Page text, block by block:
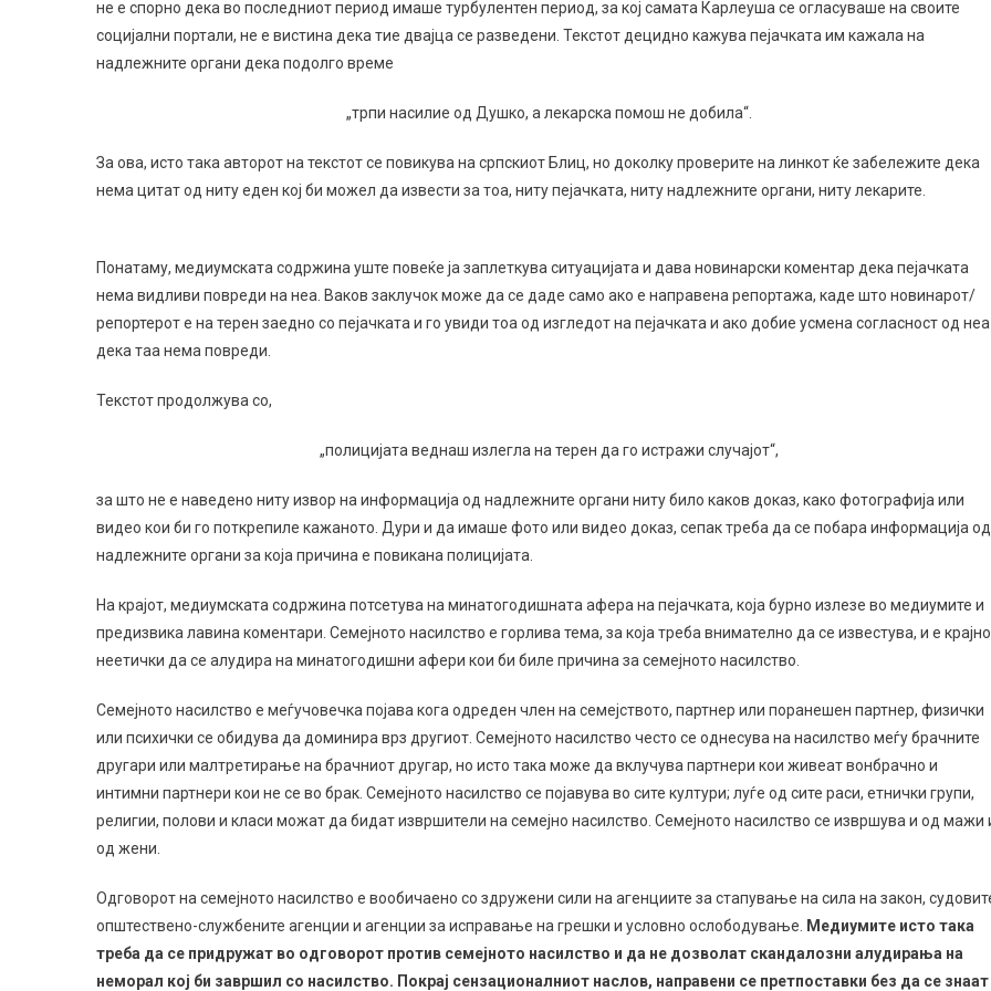
не е спорно дека во последниот период имаше турбулентен период, за кој самата Карлеуша се огласуваше на своите
социјални портали, не е вистина дека тие двајца се разведени. Текстот децидно кажува пејачката им кажала на
надлежните органи дека подолго време
„трпи насилие од Душко, а лекарска помош не добила“.
За ова, исто така авторот на текстот се повикува на српскиот Блиц, но доколку проверите на линкот ќе забележите дека
нема цитат од ниту еден кој би можел да извести за тоа, ниту пејачката, ниту надлежните органи, ниту лекарите.
Понатаму, медиумската содржина уште повеќе ја заплеткува ситуацијата и дава новинарски коментар дека пејачката
нема видливи повреди на неа. Ваков заклучок може да се даде само ако е направена репортажа, каде што новинарот/
репортерот е на терен заедно со пејачката и го увиди тоа од изгледот на пејачката и ако добие усмена согласност од неа
дека таа нема повреди.
Текстот продолжува со,
„полицијата веднаш излегла на терен да го истражи случајот“,
за што не е наведено ниту извор на информација од надлежните органи ниту било каков доказ, како фотографија или
видео кои би го поткрепиле кажаното. Дури и да имаше фото или видео доказ, сепак треба да се побара информација од
надлежните органи за која причина е повикана полицијата.
На крајот, медиумската содржина потсетува на минатогодишната афера на пејачката, која бурно излезе во медиумите и
предизвика лавина коментари. Семејното насилство е горлива тема, за која треба внимателно да се известува, и е крајно
неетички да се алудира на минатогодишни афери кои би биле причина за семејното насилство.
Семејното насилство е меѓучовечка појава кога одреден член на семејството, партнер или поранешен партнер, физички
или психички се обидува да доминира врз другиот. Семејното насилство често се однесува на насилство меѓу брачните
другари или малтретирање на брачниот другар, но исто така може да вклучува партнери кои живеат вонбрачно и
интимни партнери кои не се во брак. Семејното насилство се појавува во сите култури; луѓе од сите раси, етнички групи,
религии, полови и класи можат да бидат извршители на семејно насилство. Семејното насилство се извршува и од мажи
од жени.
Одговорот на семејното насилство е вообичаено со здружени сили на агенциите за стапување на сила на закон,
општествено-службените агенции и агенции за исправање на грешки и условно ослободување. Медиумите исто така
треба да се придружат во одговорот против семејното насилство и да не дозволат скандалозни алудирања на
неморал кој би завршил со насилство. Покрај сензационалниот наслов, направени се претпоставки без да се знаат